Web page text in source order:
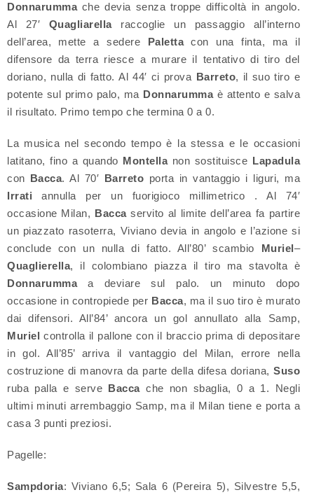
Donnarummache devia senza troppe difficoltà in angolo.
Al 27′ Quagliarellaraccoglie un passaggio all’interno
dell’area, mette a sedere Palettacon una finta, ma il
difensore da terra riesce a murare il tentativo di tiro del
doriano, nulla di fatto. Al 44′ ci prova Barreto, il suo tiro e
potente sul primo palo, ma Donnarummaè attento e salva
il risultato. Primo tempo che termina 0 a 0.
La musica nel secondo tempo è la stessa e le occasioni
latitano, fino a quando Montellanon sostituisce Lapadula
con Bacca. Al 70′ Barreto porta in vantaggio i liguri, ma
Irrati annulla per un fuorigioco millimetrico . Al 74′
occasione Milan, Baccaservito al limite dell’area fa partire
un piazzato rasoterra, Viviano devia in angolo e l’azione si
conclude con un nulla di fatto. All’80’ scambio Muriel–
Quaglierella, il colombiano piazza il tiro ma stavolta è
Donnarummaa deviare sul palo. un minuto dopo
occasione in contropiede per Bacca, ma il suo tiro è murato
dai difensori. All’84’ ancora un gol annullato alla Samp,
Muriel controlla il pallone con il braccio prima di depositare
in gol. All’85’ arriva il vantaggio del Milan, errore nella
costruzione di manovra da parte della difesa doriana, Suso
ruba palla e serve Baccache non sbaglia, 0 a 1. Negli
ultimi minuti arrembaggio Samp, ma il Milan tiene e porta a
casa 3 punti preziosi.
Pagelle:
Sampdoria: Viviano 6,5; Sala 6 (Pereira 5), Silvestre 5,5,